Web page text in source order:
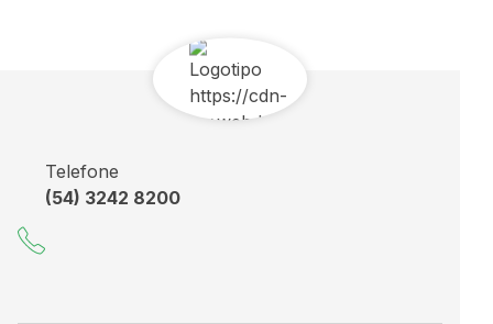
Telefone
(54) 3242 8200